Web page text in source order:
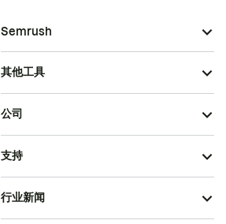
Semrush
其他工具
公司
支持
行业新闻